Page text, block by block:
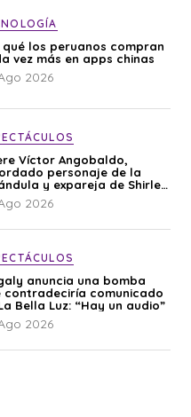
qué los peruanos compran
vez más en apps chinas
2026
Víctor Angobaldo,
personaje de la
y expareja de Shirley
2026
anuncia una bomba
contradeciría comunicado
Bella Luz: “Hay un audio”
2026